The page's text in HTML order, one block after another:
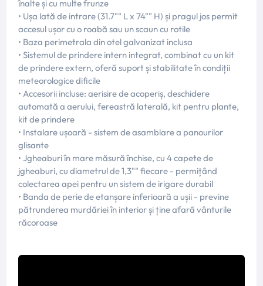
înalte și cu multe frunze
• Ușa lată de intrare (31.7"" L x 74"" H) și pragul jos permit
accesul ușor cu o roabă sau un scaun cu rotile
• Baza perimetrala din otel galvanizat inclusa
• Sistemul de prindere intern integrat, combinat cu un kit
de prindere extern, oferă suport și stabilitate în condiții
meteorologice dificile
• Accesorii incluse: aerisire de acoperiș, deschidere
automată a aerului, fereastră laterală, kit pentru plante,
kit de prindere
• Instalare ușoară - sistem de asamblare a panourilor
glisante
• Jgheaburi în mare măsură închise, cu 4 capete de
jgheaburi, cu diametrul de 1,3"" fiecare - permițând
colectarea apei pentru un sistem de irigare durabil
• Banda de perie de etanșare inferioară a ușii - previne
pătrunderea murdăriei în interior și ține afară vânturile
răcoroase